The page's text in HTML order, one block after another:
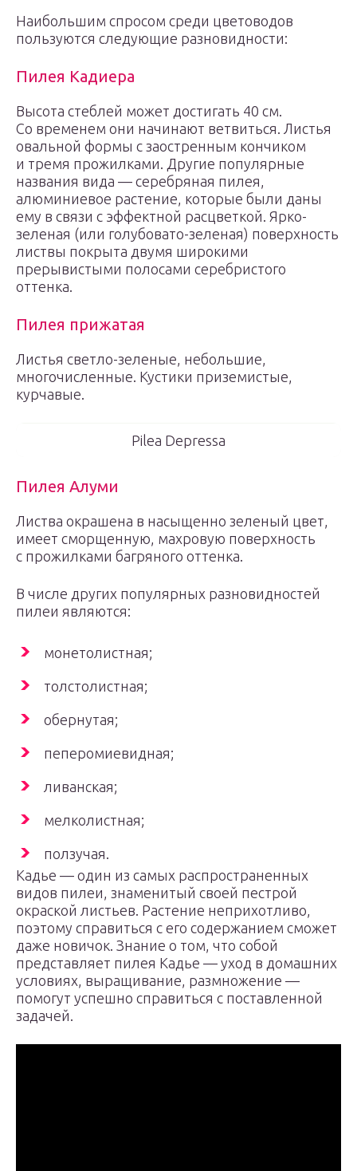
Наибольшим спросом среди цветоводов
пользуются следующие разновидности:
Пилея Кадиера
Высота стеблей может достигать 40 см.
Со временем они начинают ветвиться. Листья
овальной формы с заостренным кончиком
и тремя прожилками. Другие популярные
названия вида — серебряная пилея,
алюминиевое растение, которые были даны
ему в связи с эффектной расцветкой. Ярко-
зеленая (или голубовато-зеленая) поверхность
листвы покрыта двумя широкими
прерывистыми полосами серебристого
оттенка.
Пилея прижатая
Листья светло-зеленые, небольшие,
многочисленные. Кустики приземистые,
курчавые.
Pilea Depressa
Пилея Алуми
Листва окрашена в насыщенно зеленый цвет,
имеет сморщенную, махровую поверхность
с прожилками багряного оттенка.
В числе других популярных разновидностей
пилеи являются:
монетолистная;
толстолистная;
обернутая;
пеперомиевидная;
ливанская;
мелколистная;
ползучая.
Кадье — один из самых распространенных
видов пилеи, знаменитый своей пестрой
окраской листьев. Растение неприхотливо,
поэтому справиться с его содержанием сможет
даже новичок. Знание о том, что собой
представляет пилея Кадье — уход в домашних
условиях, выращивание, размножение —
помогут успешно справиться с поставленной
задачей.